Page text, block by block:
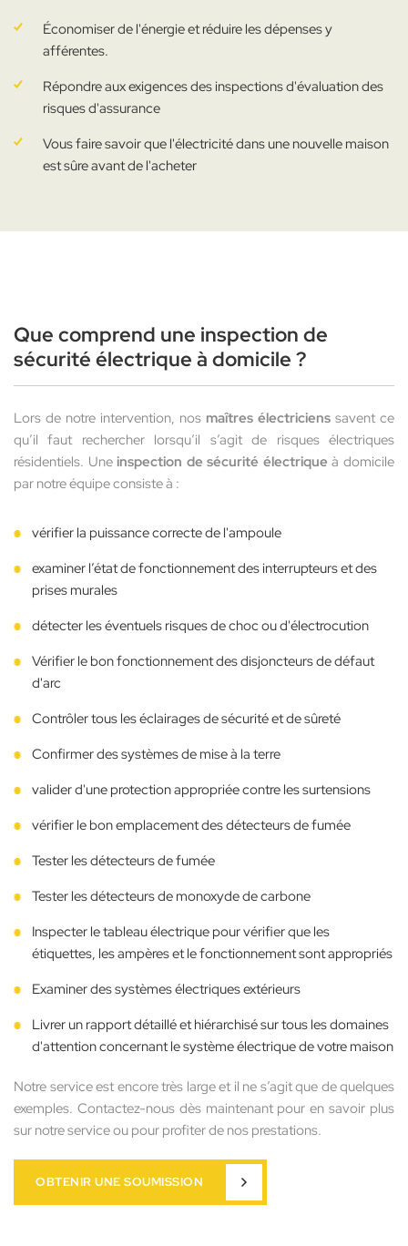
Économiser de l'énergie et réduire les dépenses y
afférentes.
Répondre aux exigences des inspections d'évaluation des
risques d'assurance
Vous faire savoir que l'électricité dans une nouvelle maison
est sûre avant de l'acheter
Que comprend une inspection de
sécurité électrique à domicile ?
Lors de notre intervention, nos maîtres électriciens savent ce
qu’il faut rechercher lorsqu’il s’agit de risques électriques
résidentiels. Une inspection de sécurité électrique à domicile
par notre équipe consiste à :
vérifier la puissance correcte de l'ampoule
examiner l’état de fonctionnement des interrupteurs et des
prises murales
détecter les éventuels risques de choc ou d'électrocution
Vérifier le bon fonctionnement des disjoncteurs de défaut
d'arc
Contrôler tous les éclairages de sécurité et de sûreté
Confirmer des systèmes de mise à la terre
valider d'une protection appropriée contre les surtensions
vérifier le bon emplacement des détecteurs de fumée
Tester les détecteurs de fumée
Tester les détecteurs de monoxyde de carbone
Inspecter le tableau électrique pour vérifier que les
étiquettes, les ampères et le fonctionnement sont appropriés
Examiner des systèmes électriques extérieurs
Livrer un rapport détaillé et hiérarchisé sur tous les domaines
d'attention concernant le système électrique de votre maison
Notre service est encore très large et il ne s’agit que de quelques
exemples. Contactez-nous dès maintenant pour en savoir plus
sur notre service ou pour profiter de nos prestations.
OBTENIR UNE SOUMISSION